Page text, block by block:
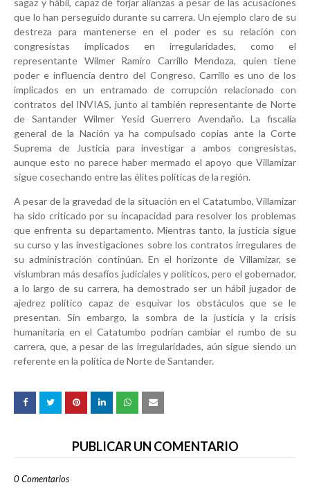
sagaz y hábil, capaz de forjar alianzas a pesar de las acusaciones
que lo han perseguido durante su carrera. Un ejemplo claro de su
destreza para mantenerse en el poder es su relación con
congresistas implicados en irregularidades, como el
representante Wilmer Ramiro Carrillo Mendoza, quien tiene
poder e influencia dentro del Congreso. Carrillo es uno de los
implicados en un entramado de corrupción relacionado con
contratos del INVIAS, junto al también representante de Norte
de Santander Wilmer Yesid Guerrero Avendaño. La fiscalía
general de la Nación ya ha compulsado copias ante la Corte
Suprema de Justicia para investigar a ambos congresistas,
aunque esto no parece haber mermado el apoyo que Villamizar
sigue cosechando entre las élites políticas de la región.
A pesar de la gravedad de la situación en el Catatumbo, Villamizar
ha sido criticado por su incapacidad para resolver los problemas
que enfrenta su departamento. Mientras tanto, la justicia sigue
su curso y las investigaciones sobre los contratos irregulares de
su administración continúan. En el horizonte de Villamizar, se
vislumbran más desafíos judiciales y políticos, pero el gobernador,
a lo largo de su carrera, ha demostrado ser un hábil jugador de
ajedrez político capaz de esquivar los obstáculos que se le
presentan. Sin embargo, la sombra de la justicia y la crisis
humanitaria en el Catatumbo podrían cambiar el rumbo de su
carrera, que, a pesar de las irregularidades, aún sigue siendo un
referente en la política de Norte de Santander.
PUBLICAR UN COMENTARIO
0 Comentarios